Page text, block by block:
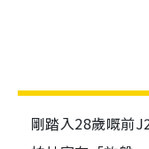
剛踏入28歲嘅前